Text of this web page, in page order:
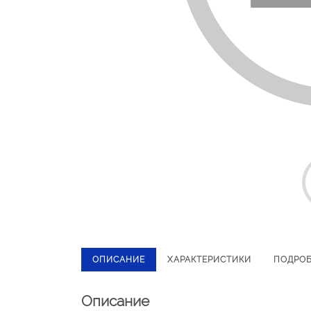
ОПИСАНИЕ ХАРАКТЕРИСТИКИ
Описание